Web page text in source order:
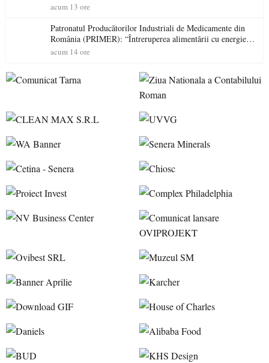
acum 13 ore
Patronatul Producătorilor Industriali de Medicamente din
România (PRIMER): “Întreruperea alimentării cu energie
electrică a fabricilor de medicamente va pune în pericol
acum 14 ore